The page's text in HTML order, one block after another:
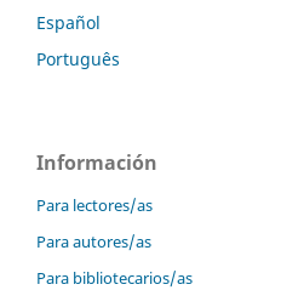
Español
Português
Información
Para lectores/as
Para autores/as
Para bibliotecarios/as